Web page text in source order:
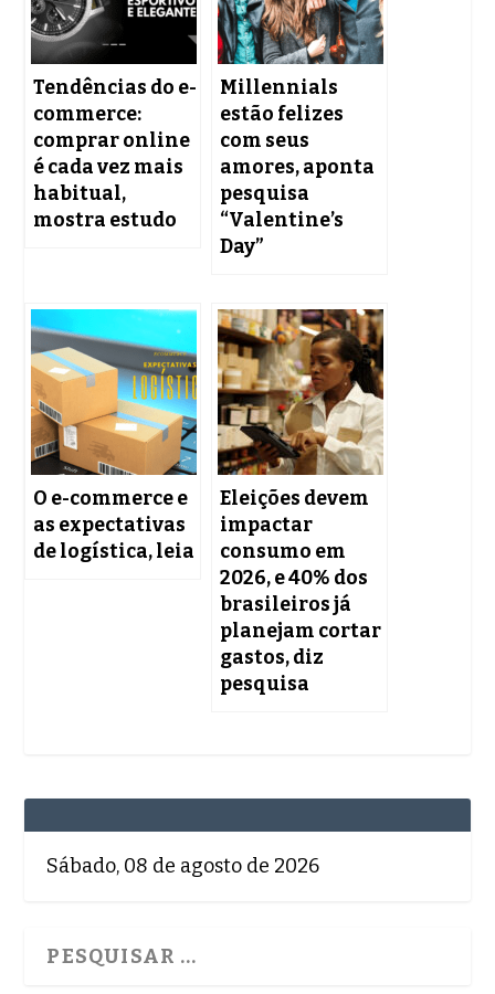
Tendências do e-
commerce:
comprar online
é cada vez mais
habitual,
mostra estudo
Millennials
estão felizes
com seus
amores, aponta
pesquisa
“Valentine’s
Day”
O e-commerce e
as expectativas
de logística, leia
Eleições devem
impactar
consumo em
2026, e 40% dos
brasileiros já
planejam cortar
gastos, diz
pesquisa
Sábado, 08 de agosto de 2026